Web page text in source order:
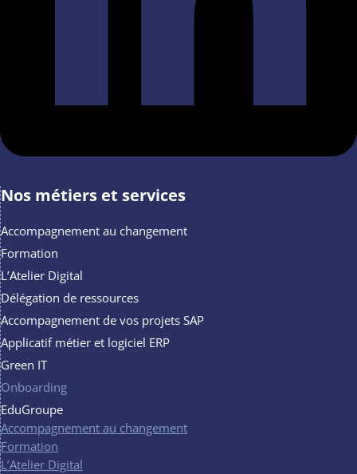
Nos métiers et services
Accompagnement au changement
Formation
L’Atelier Digital
Délégation de ressources
Accompagnement de vos projets SAP
Applicatif métier et logiciel ERP
Green IT
Onboarding
EduGroupe
Accompagnement au changement
Formation
L’Atelier Digital